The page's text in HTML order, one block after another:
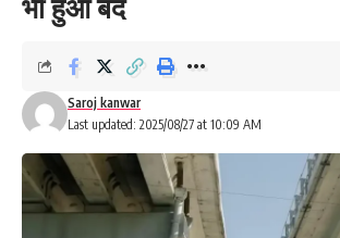
Last updated: 2025/08/27 at 10:09 AM
Saroj kanwar